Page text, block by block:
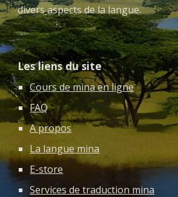
divers aspects de la langue.
Les liens du site
Cours de mina en ligne
FAQ
A propos
La langue mina
E-store
Services de traduction mina